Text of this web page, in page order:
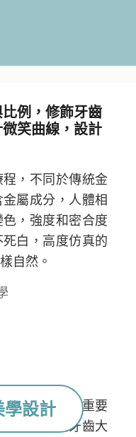
例，修飾牙齒
笑曲線，設計
，不同於傳統金
屬成分，人體相
，強度和密合度
白，高度仿真的
自然。
設計
是一個相當重要
黃牙或是牙齒大